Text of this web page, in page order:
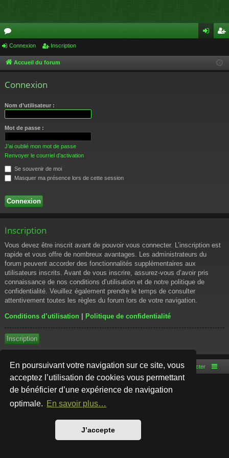
En poursuivant votre navigation sur ce site, vous
acceptez l’utilisation de cookies vous permettant
de bénéficier d’une expérience de navigation
optimale. En savoir plus…
J’accepte
or
u cri
Connexion Inscription
Accueil du forum
Connexion
Nom d’utilisateur :
Mot de passe :
J’ai oublié mon mot de passe
Renvoyer le courriel d’activation
Se souvenir de moi
Masquer ma présence lors de cette session
Inscription
Vous devez être inscrit avant de pouvoir vous connecter. L’inscription est
rapide et vous offre de nombreux avantages. Les administrateurs du
forum peuvent accorder des fonctionnalités supplémentaires aux
utilisateurs inscrits. Avant de vous inscrire, assurez-vous d’avoir pris
connaissance de nos conditions d’utilisation et de notre politique de
confidentialité. Veuillez également prendre le temps de consulter
attentivement toutes les règles du forum lors de votre navigation.
Conditions d’utilisation | Politique de confidentialité
Inscription
Accueil du forum Nous contacter
Développé parphpBB® Forum Software © phpBB Limited
Style par
Traduction française officielle